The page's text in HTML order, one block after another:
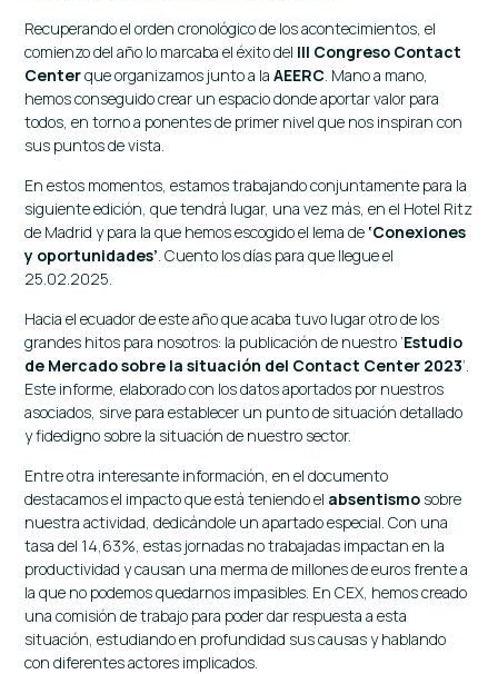
Recuperando el orden cronológico de los acontecimientos, el
comienzo del año lo marcaba el éxito del III Congreso Contact
Centerque organizamos junto a laAEERC . Mano a mano,
hemos conseguido crear un espacio donde aportar valor para
todos, en torno a ponentes de primer nivel que nos inspiran con
sus puntos de vista.
En estos momentos, estamos trabajando conjuntamente para la
siguiente edición, que tendrá lugar, una vez más, en el Hotel Ritz
de Madrid y para la que hemos escogido el lema de ‘Conexiones
y oportunidades’ . Cuento los días para que llegue el
25.02.2025.
Hacia el ecuador de este año que acaba tuvo lugar otro de los
grandes hitos para nosotros: la publicación de nuestro ‘Estudio
de Mercado sobre la situación del Contact Center 2023’.
Este informe, elaborado con los datos aportados por nuestros
asociados, sirve para establecer un punto de situación detallado
y fidedigno sobre la situación de nuestro sector.
Entre otra interesante información, en el documento
destacamos el impacto que está teniendo el absentismo sobre
nuestra actividad, dedicándole un apartado especial. Con una
tasa del 14,63%, estas jornadas no trabajadas impactan en la
productividad y causan una merma de millones de euros frente a
la que no podemos quedarnos impasibles. En CEX, hemos creado
una comisión de trabajo para poder dar respuesta a esta
situación, estudiando en profundidad sus causas y hablando
con diferentes actores implicados.